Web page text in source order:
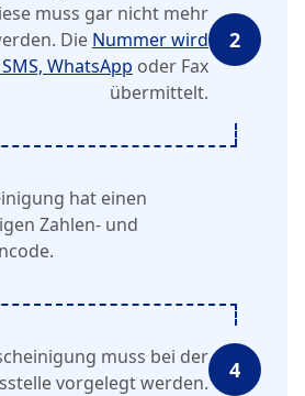
2
muss gar nicht mehr
Die Nummer wird
WhatsApp oder Fax
übermittelt.
hat einen
Zahlen- und
4
muss bei der
vorgelegt werden.